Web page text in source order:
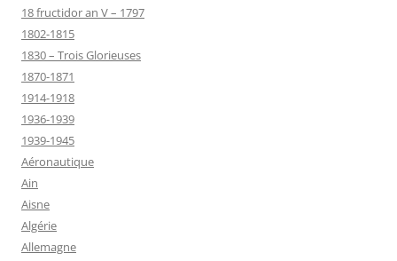
18 fructidor an V – 1797
1802-1815
1830 – Trois Glorieuses
1870-1871
1914-1918
1936-1939
1939-1945
Aéronautique
Ain
Aisne
Algérie
Allemagne